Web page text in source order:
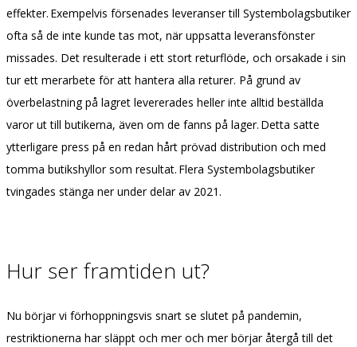
effekter. Exempelvis försenades leveranser till Systembolagsbutiker
ofta så de inte kunde tas mot, när uppsatta leveransfönster
missades. Det resulterade i ett stort returflöde, och orsakade i sin
tur ett merarbete för att hantera alla returer. På grund av
överbelastning på lagret levererades heller inte alltid beställda
varor ut till butikerna, även om de fanns på lager. Detta satte
ytterligare press på en redan hårt prövad distribution och med
tomma butikshyllor som resultat. Flera Systembolagsbutiker
tvingades stänga ner under delar av 2021.
Hur ser framtiden ut?
Nu börjar vi förhoppningsvis snart se slutet på pandemin,
restriktionerna har släppt och mer och mer börjar återgå till det